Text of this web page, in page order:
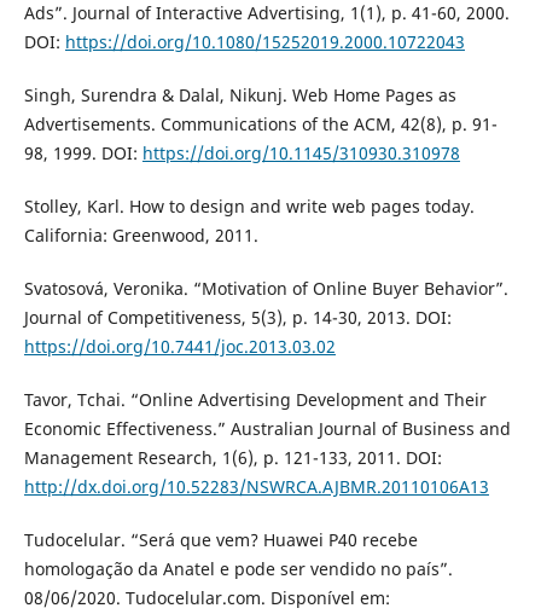
Ads”. Journal of Interactive Advertising, 1(1), p. 41-60, 2000.
DOI: https://doi.org/10.1080/15252019.2000.10722043
Singh, Surendra & Dalal, Nikunj. Web Home Pages as
Advertisements. Communications of the ACM, 42(8), p. 91-
98, 1999. DOI: https://doi.org/10.1145/310930.310978
Stolley, Karl. How to design and write web pages today.
California: Greenwood, 2011.
Svatosová, Veronika. “Motivation of Online Buyer Behavior”.
Journal of Competitiveness, 5(3), p. 14-30, 2013. DOI:
https://doi.org/10.7441/joc.2013.03.02
Tavor, Tchai. “Online Advertising Development and Their
Economic Effectiveness.” Australian Journal of Business and
Management Research, 1(6), p. 121-133, 2011. DOI:
http://dx.doi.org/10.52283/NSWRCA.AJBMR.20110106A13
Tudocelular. “Será que vem? Huawei P40 recebe
homologação da Anatel e pode ser vendido no país”.
08/06/2020. Tudocelular.com. Disponível em: